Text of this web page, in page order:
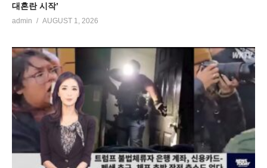
대혼란 시작’
admin AUGUST 1, 2026